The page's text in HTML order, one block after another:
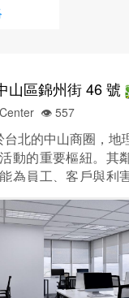
山區錦州街 46 號
👁️‍ 557
北的中山商圈，地
動的重要樞紐。其
為員工、客戶與利
吸引力，提供行政便
於提升在地商務交流
括私人辦公室與共享
象、並希望進入成
控制成本的同時...